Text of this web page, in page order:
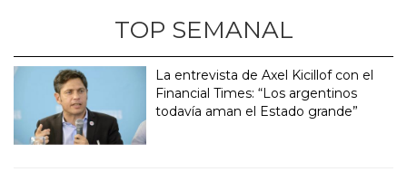
TOP SEMANAL
La entrevista de Axel Kicillof con el
Financial Times: “Los argentinos
todavía aman el Estado grande”